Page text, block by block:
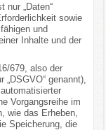
nur „Daten“
sowie
und
Inhalte und der
679, also der
„DSGVO“ genannt),
Vorgangsreihe im
wie das Erheben,
Speicherung, die